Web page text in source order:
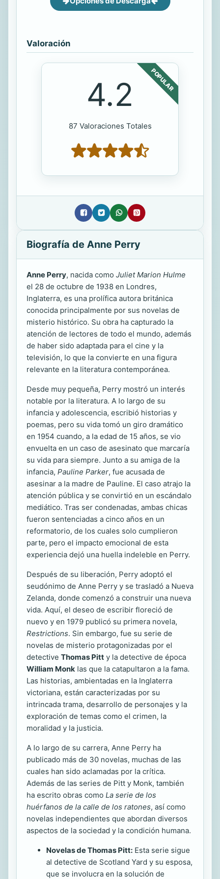
Valoración
POPULAR
4.2
87 Valoraciones Totales
Biografía de Anne Perry
Anne Perry, nacida como Juliet Marion Hulme
el 28 de octubre de 1938 en Londres,
Inglaterra, es una prolífica autora británica
conocida principalmente por sus novelas de
misterio histórico. Su obra ha capturado la
atención de lectores de todo el mundo, además
de haber sido adaptada para el cine y la
televisión, lo que la convierte en una figura
relevante en la literatura contemporánea.
Desde muy pequeña, Perry mostró un interés
notable por la literatura. A lo largo de su
infancia y adolescencia, escribió historias y
poemas, pero su vida tomó un giro dramático
en 1954 cuando, a la edad de 15 años, se vio
envuelta en un caso de asesinato que marcaría
su vida para siempre. Junto a su amiga de la
infancia, Pauline Parker, fue acusada de
asesinar a la madre de Pauline. El caso atrajo la
atención pública y se convirtió en un escándalo
mediático. Tras ser condenadas, ambas chicas
fueron sentenciadas a cinco años en un
reformatorio, de los cuales solo cumplieron
parte, pero el impacto emocional de esta
experiencia dejó una huella indeleble en Perry.
Después de su liberación, Perry adoptó el
seudónimo de Anne Perry y se trasladó a Nueva
Zelanda, donde comenzó a construir una nueva
vida. Aquí, el deseo de escribir floreció de
nuevo y en 1979 publicó su primera novela,
Restrictions. Sin embargo, fue su serie de
novelas de misterio protagonizadas por el
detective Thomas Pitt y la detective de época
William Monk las que la catapultaron a la fama.
Las historias, ambientadas en la Inglaterra
victoriana, están caracterizadas por su
intrincada trama, desarrollo de personajes y la
exploración de temas como el crimen, la
moralidad y la justicia.
A lo largo de su carrera, Anne Perry ha
publicado más de 30 novelas, muchas de las
cuales han sido aclamadas por la crítica.
Además de las series de Pitt y Monk, también
ha escrito obras como La serie de los
huérfanos de la calle de los ratones, así como
novelas independientes que abordan diversos
aspectos de la sociedad y la condición humana.
Novelas de Thomas Pitt: Esta serie sigue
al detective de Scotland Yard y su esposa,
que se involucra en la solución de